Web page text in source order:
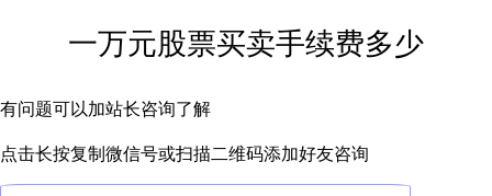
一万元股票买卖手续费多少
有问题可以加站长咨询了解
点击长按复制微信号或扫描二维码添加好友咨询